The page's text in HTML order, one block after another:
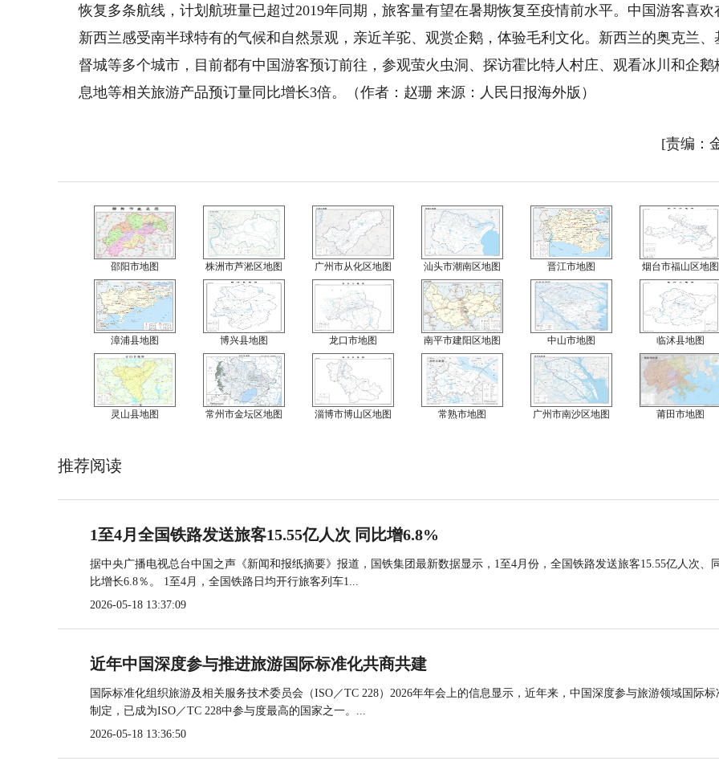
恢复多条航线，计划航班量已超过2019年同期，旅客量有望在暑期恢复至疫情前水平。中国游客喜欢
新西兰感受南半球特有的气候和自然景观，亲近羊驼、观赏企鹅，体验毛利文化。新西兰的奥克兰、
督城等多个城市，目前都有中国游客预订前往，参观萤火虫洞、探访霍比特人村庄、观看冰川和企鹅
息地等相关旅游产品预订量同比增长3倍。（作者：赵珊 来源： 人民日报海外版 ）
[责编：
邵阳市地图 株洲市芦淞区地图 广州市从化区地图 汕头市潮南区地图 晋江市地图 烟台市福山区地图
漳浦县地图 博兴县地图 龙口市地图 南平市建阳区地图 中山市地图 临沭县地图
灵山县地图 常州市金坛区地图 淄博市博山区地图 常熟市地图 广州市南沙区地图 莆田市地图
推荐阅读
1至4月全国铁路发送旅客15.55亿人次 同比增6.8%
据中央广播电视总台中国之声《新闻和报纸摘要》报道，国铁集团最新数据显示，1至4月份，全国铁路发送旅客15.55亿人次、
比增长6.8％。 1至4月，全国铁路日均开行旅客列车1...
2026-05-18 13:37:09
近年中国深度参与推进旅游国际标准化共商共建
国际标准化组织旅游及相关服务技术委员会（ISO／TC 228）2026年年会上的信息显示，近年来，中国深度参与旅游领域国际标
制定，已成为ISO／TC 228中参与度最高的国家之一。...
2026-05-18 13:36:50